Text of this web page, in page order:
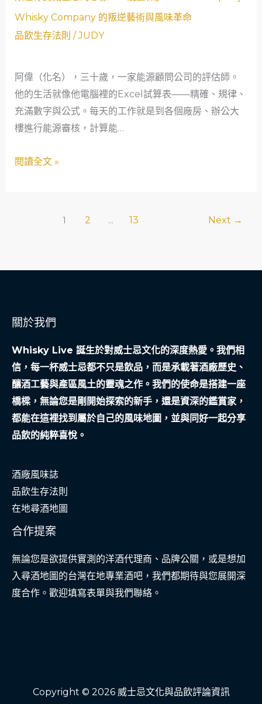
輕
程
師
的
威
忌
廠
的
靈
魂
Whisky Company 的叛逆藝術與風味革命
品飲生存法則 /JUDY
阿偉（化名），三十歲，一家能源顧問公司的評估師。
他的生活就像他電腦裡的Excel試算表——精確、規律、
充滿數字與公式。每天的工作就是到各個廠房、辦公大
樓進行能源審核，計算能…
對
士
忌
的
想
「漫
叛
藝
術
與
風
味
革
閱讀全文 »
1 2 ... 13 Next →
關於我們
Whisky Live 誕生於對威士忌文化的深度熱愛。我們相
信，每一杯威士忌都不只是飲品，而是承載著酒廠歷史、
釀酒工藝與產區風土的靈魂之作。我們的使命是搭建一座
橋樑，無論您是剛開始探索的新手，還是資深的鑑賞家，
都能在這裡找到屬於自己的風味地圖，並與同好一起分享
品飲的純粹喜悅。
酒廠風味誌
品飲生存法則
在地尋酒地圖
合作提案
無論您是欲提供實測的洋酒代理商、品牌公關，或是想加
入尋酒地圖的台灣在地專業酒吧，我們都期待與您展開深
度合作。歡迎填寫表單與我們聯絡。
Copyright © 2026 威士忌文化與品飲評論資訊